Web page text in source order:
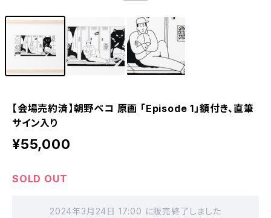
【会場売約済】朝野ペコ 原画 「Episode 1」額付き、直筆
サイン入り
¥55,000
SOLD OUT
2024年3月24日 17:00 に販売終了しました